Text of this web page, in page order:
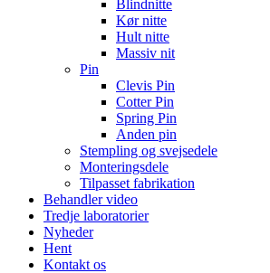
Blindnitte
Kør nitte
Hult nitte
Massiv nit
Pin
Clevis Pin
Cotter Pin
Spring Pin
Anden pin
Stempling og svejsedele
Monteringsdele
Tilpasset fabrikation
Behandler video
Tredje laboratorier
Nyheder
Hent
Kontakt os